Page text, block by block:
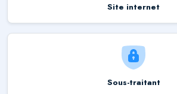
Site internet
Sous-traitant